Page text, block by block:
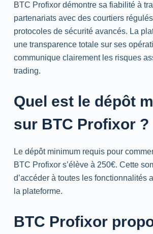
BTC Profixor démontre sa fiabilité à
partenariats avec des courtiers
protocoles de sécurité avancés. La
une transparence totale sur ses
communique clairement les risques
trading.
Quel est le dépôt
sur BTC Profixor ?
Le dépôt minimum requis pour
BTC Profixor s’élève à 250€. Cette
d’accéder à toutes les fonctionnalités
la plateforme.
BTC Profixor